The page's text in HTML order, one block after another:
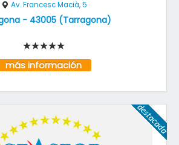
Av. Francesc Macià, 5
- 43005 (Tarragona)
más información